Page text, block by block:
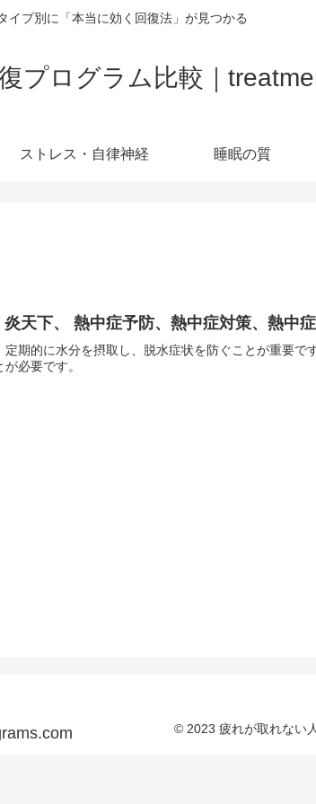
イプ別に「本当に効く回復法」が見つかる
プログラム比較｜
ストレス・自律神経 睡眠の質
天下、 熱中症予防、熱中症対策、熱中
期的に水分を摂取し、脱水症状を防ぐことが重要で
必要です。
© 2023 疲れが取れない